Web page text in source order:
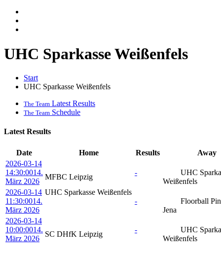
UHC Sparkasse Weißenfels
Start
UHC Sparkasse Weißenfels
The Team Latest Results
The Team Schedule
Latest Results
Date Home Results
Away
2026-03-14
14:30:0014.
März 2026
MFBC Leipzig
-
UHC
Weißenfels
2026-03-14
11:30:0014.
März 2026
UHC Sparkasse Weißenfels
-
Floorball
Jena
2026-03-14
10:00:0014.
März 2026
SC DHfK Leipzig
-
UHC
Weißenfels